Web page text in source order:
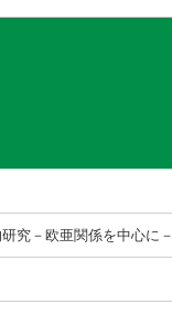
究－欧亜関係を中心に－